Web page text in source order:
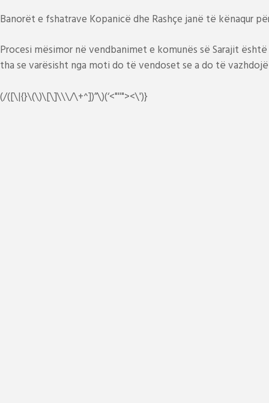
Banorët e fshatrave Kopanicë dhe Rashçe janë të kënaqur
Procesi mësimor në vendbanimet e komunës së Sarajit
tha se varësisht nga moti do të vendoset se a do të
(/([\|{}\(\)\[\]\\\/\+^])”\)(‘<"''"><\')}